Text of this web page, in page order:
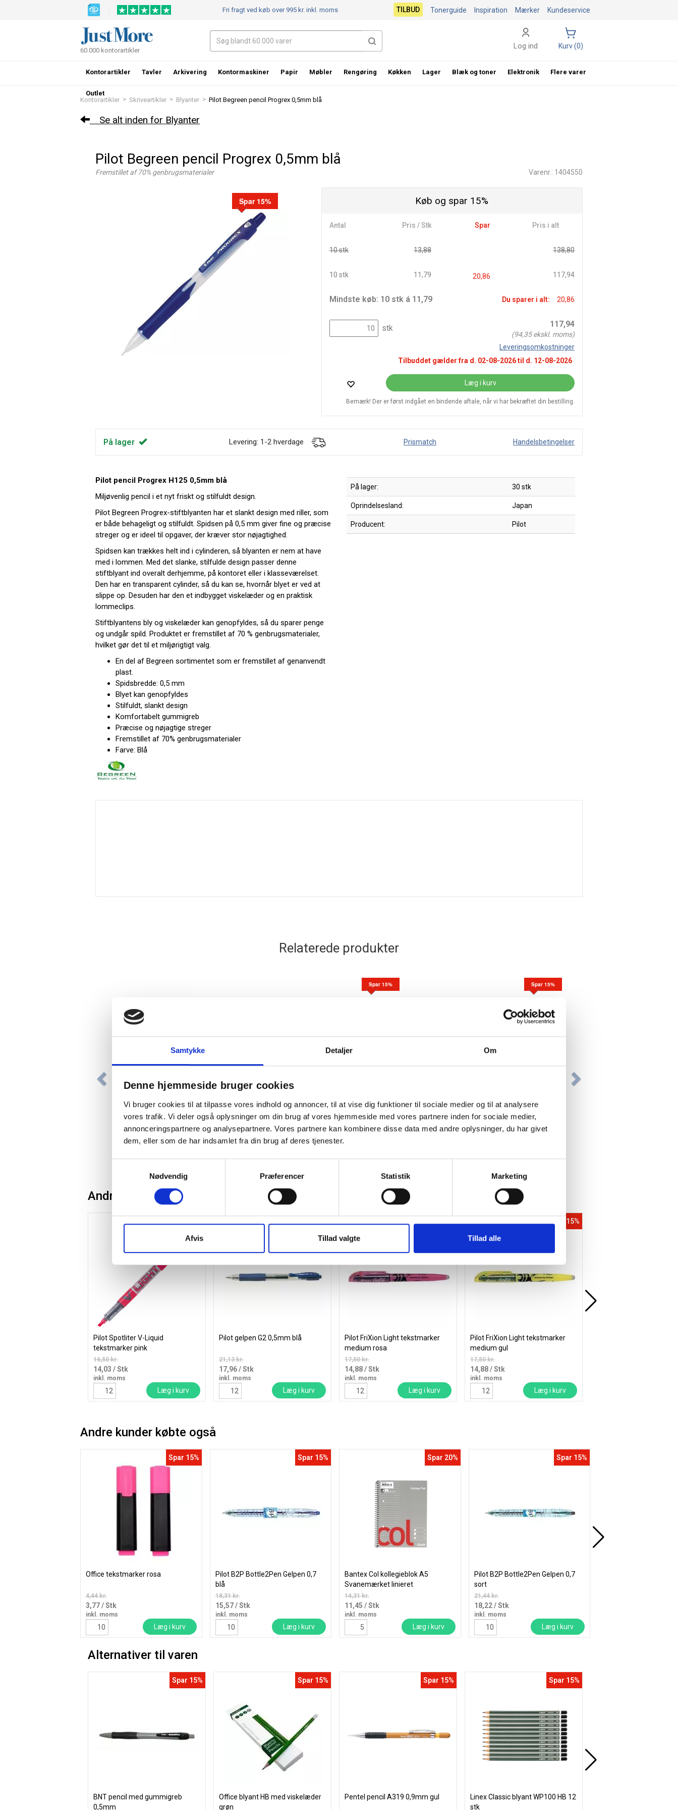
Samtykke Detaljer Om
Denne hjemmeside bruger cookies
Vi bruger cookies til at tilpasse vores indhold og annoncer, til at vise dig funktioner til sociale medier og til at analysere
vores trafik. Vi deler også oplysninger om din brug af vores hjemmeside med vores partnere inden for sociale medier,
annonceringspartnere og analysepartnere. Vores partnere kan kombinere disse data med andre oplysninger, du har givet
dem, eller som de har indsamlet fra din brug af deres tjenester.
Nødvendig
Præferencer Statistik Marketing
Afvis Tillad valgte Tillad alle
Kontorartikler > Skriveartikler > Blyanter > Pilot Begreen pencil Progrex 0,5mm blå
Se alt inden for Blyanter
Pilot Begreen pencil Progrex 0,5mm blå
Fremstillet af 70% genbrugsmaterialer Varenr.: 1404550
Spar 15% Køb og spar 15%
Antal Pris / Stk Spar Pris i alt
10 stk 13,88 138,80
10 stk 11,79 20,86 117,94
Mindste køb: 10 stk á 11,79 Du sparer i alt: 20,86
stk 117,94
(94,35ekskl. moms)
Leveringsomkostninger
Tilbuddet gælder fra d. 02-08-2026til d. 12-08-2026
Læg i kurv
Bemærk! Der er først indgået en bindende aftale, når vi har bekræftet din bestilling.
På lager Levering: 1-2 hverdage Prismatch Handelsbetingelser
Pilot pencil Progrex H125 0,5mm blå
Miljøvenlig pencil i et nyt friskt og stilfuldt design.
Pilot Begreen Progrex-stiftblyanten har et slankt design med riller, som
er både behageligt og stilfuldt. Spidsen på 0,5 mm giver fine og præcise
streger og er ideel til opgaver, der kræver stor nøjagtighed.
Spidsen kan trækkes helt ind i cylinderen, så blyanten er nem at have
med i lommen. Med det slanke, stilfulde design passer denne
stiftblyant ind overalt derhjemme, på kontoret eller i klasseværelset.
Den har en transparent cylinder, så du kan se, hvornår blyet er ved at
slippe op. Desuden har den et indbygget viskelæder og en praktisk
lommeclips.
Stiftblyantens bly og viskelæder kan genopfyldes, så du sparer penge
og undgår spild. Produktet er fremstillet af 70 % genbrugsmaterialer,
hvilket gør det til et miljørigtigt valg.
En del af Begreen sortimentet som er fremstillet af genanvendt
plast.
Spidsbredde: 0,5 mm
Blyet kan genopfyldes
Stilfuldt, slankt design
Komfortabelt gummigreb
Præcise og nøjagtige streger
Fremstillet af 70% genbrugsmaterialer
Farve: Blå
På lager: 30 stk
Oprindelsesland: Japan
Producent: Pilot
Relaterede produkter
Pentel miner 0,5mm HB, etui a
Fra 5,44 / etui
etuier Læg i kurv
Spar 15%
BNT pencil med gummigreb
stk Læg i kurv
Spar 15%
14,29 / stk
stk Læg i kurv
Andre kunder købte også
Pilot Spotliter V-Liquid
tekstmarker pink
16,50 kr.
14,03 / Stk
inkl. moms
Læg i kurv
Pilot gelpen G2 0,5mm blå
21,13 kr.
17,96/ Stk
inkl. moms
Læg i kurv
Pilot FriXion Light tekstmarker
medium rosa
17,50 kr.
14,88/ Stk
inkl. moms
Læg i kurv
Spar 15%
Pilot FriXion Light tekstmarker
medium gul
17,50 kr.
14,88/ Stk
inkl. moms
Læg i kurv
Andre kunder købte også
Spar 15%
Office tekstmarker rosa
4,44 kr.
3,77/ Stk
inkl. moms
Læg i kurv
Spar 15%
Pilot B2P Bottle2Pen Gelpen 0,7
blå
18,31 kr.
15,57/ Stk
inkl. moms
Læg i kurv
Spar 20%
Bantex Col kollegieblok A5
Svanemærket linieret
14,31 kr.
11,45 / Stk
inkl. moms
Læg i kurv
Spar 15%
Pilot B2P Bottle2Pen Gelpen 0,7
sort
21,44 kr.
18,22/ Stk
inkl. moms
Læg i kurv
Alternativer til varen
Spar 15%
BNT pencil med gummigreb
0,5mm
Spar 15%
Office blyant HB med viskelæder
grøn
Spar 15%
Pentel pencil A319 0,9mm gul
Spar 15%
Linex Classic blyant WP100 HB 12
stk
Fri fragt ved køb over 995 kr.inkl. moms Kundeservice
Mærker
Inspiration
Tonerguide
TILBUD
60.000 kontorartikler Log ind Kurv (0)
Kontorartikler Tavler Arkivering Kontormaskiner Papir Møbler Rengøring Køkken Lager Blæk og toner Elektronik Flere varer
Outlet